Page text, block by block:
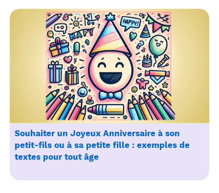
Souhaiter un Joyeux Anniversaire à son
petit-fils ou à sa petite fille : exemples de
textes pour tout âge